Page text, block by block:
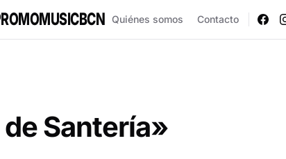
Quiénes somos Contacto
Santería»